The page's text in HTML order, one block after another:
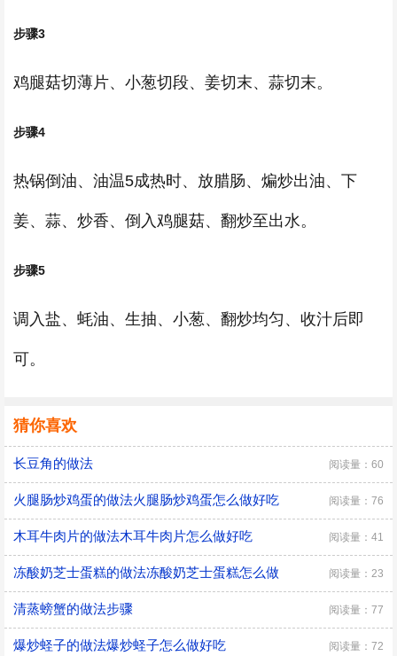
步骤3
鸡腿菇切薄片、小葱切段、姜切末、蒜切末。
步骤4
热锅倒油、油温5成热时、放腊肠、煸炒出油、下
姜、蒜、炒香、倒入鸡腿菇、翻炒至出水。
步骤5
调入盐、蚝油、生抽、小葱、翻炒均匀、收汁后即
可。
猜你喜欢
长豆角的做法 阅读量：60
火腿肠炒鸡蛋的做法火腿肠炒鸡蛋怎么做好吃 阅读量：76
木耳牛肉片的做法木耳牛肉片怎么做好吃 阅读量：41
冻酸奶芝士蛋糕的做法冻酸奶芝士蛋糕怎么做 阅读量：23
清蒸螃蟹的做法步骤 阅读量：77
爆炒蛏子的做法爆炒蛏子怎么做好吃 阅读量：72